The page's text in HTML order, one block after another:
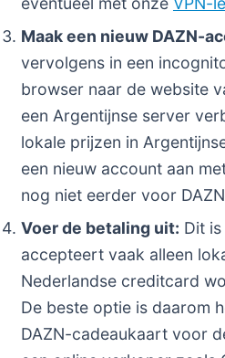
Maak een nieuw DAZN-
vervolgens in een
browser naar de website
een Argentijnse server
lokale prijzen in
een nieuw account aan
nog niet eerder voor
Voer de betaling uit: Dit
accepteert vaak alleen
Nederlandse creditcard
De beste optie is daarom
DAZN-cadeaukaart voor